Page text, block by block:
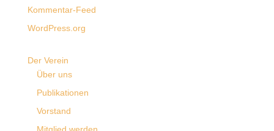
Kommentar-Feed
WordPress.org
Der Verein
Über uns
Publikationen
Vorstand